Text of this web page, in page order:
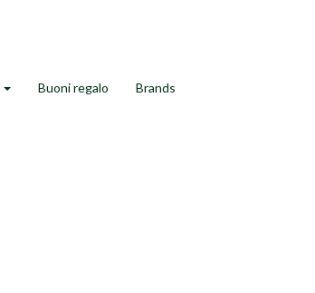
Buoni regalo Brands